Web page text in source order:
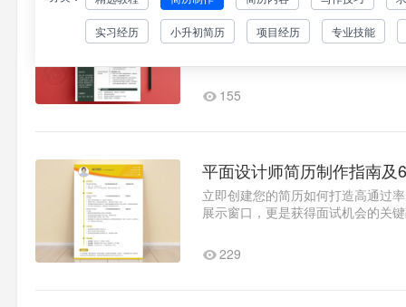
实习经历 小升初简历 项目经历 专业技能
高质量简历制作指南及4个
立即创建您的简历专业简历制作全
要素量化成就：用具体数据展..1
155
平面设计师简历制作指南及
立即创建您的简历如何打造高通过
展示窗口，更是获得面试机会的关
229